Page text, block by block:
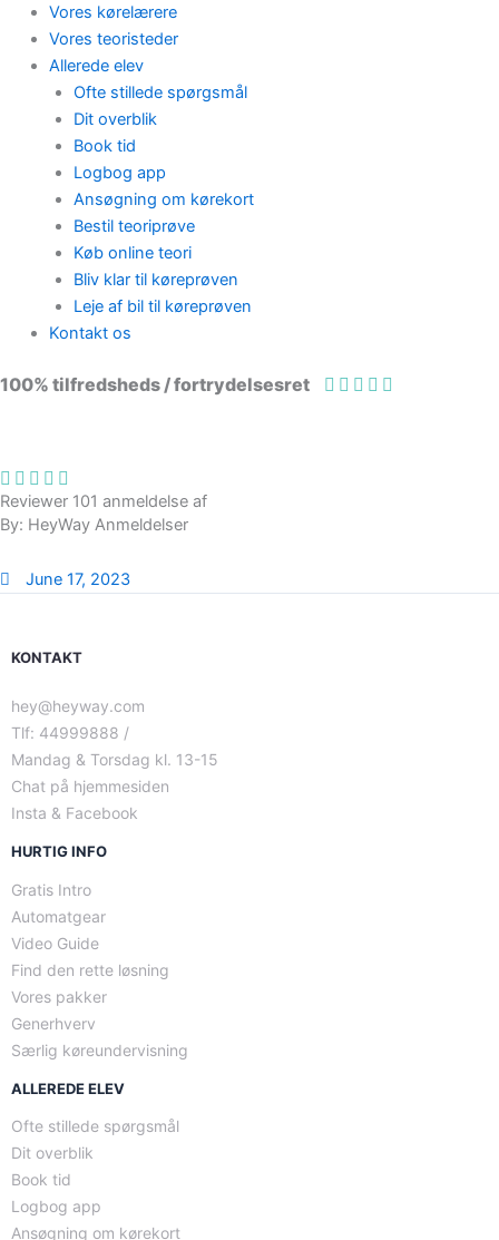
Vores kørelærere
Vores teoristeder
Allerede elev
Ofte stillede spørgsmål
Dit overblik
Book tid
Logbog app
Ansøgning om kørekort
Bestil teoriprøve
Køb online teori
Bliv klar til køreprøven
Leje af bil til køreprøven
Kontakt os
100% tilfredsheds / fortrydelsesret
Reviewer 101 anmeldelse af
By: HeyWay Anmeldelser
June 17, 2023
KONTAKT
hey@heyway.com
Tlf: 44999888 /
Mandag & Torsdag kl. 13-15
Chat på hjemmesiden
Insta & Facebook
HURTIG INFO
Gratis Intro
Automatgear
Video Guide
Find den rette løsning
Vores pakker
Generhverv
Særlig køreundervisning
ALLEREDE ELEV
Ofte stillede spørgsmål
Dit overblik
Book tid
Logbog app
Ansøgning om kørekort